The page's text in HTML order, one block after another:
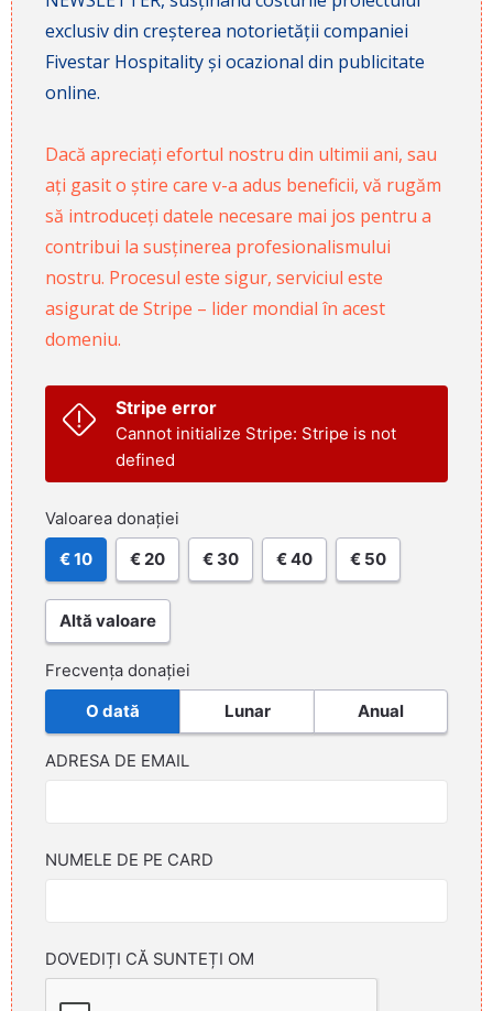
exclusiv din creșterea notorietății companiei
Fivestar Hospitality și ocazional din publicitate
online.
Dacă apreciați efortul nostru din ultimii ani, sau
ați gasit o știre care v-a adus beneficii, vă rugăm
să introduceți datele necesare mai jos pentru a
contribui la susținerea profesionalismului
nostru. Procesul este sigur, serviciul este
asigurat de Stripe – lider mondial în acest
domeniu.
Stripe error
Cannot initialize Stripe: Stripe is not
defined
Valoarea donației
€ 10 € 20 € 30 € 40 € 50
Altă valoare
Frecvența donației
O dată Lunar Anual
ADRESA DE EMAIL
NUMELE DE PE CARD
DOVEDIȚI CĂ SUNTEȚI OM